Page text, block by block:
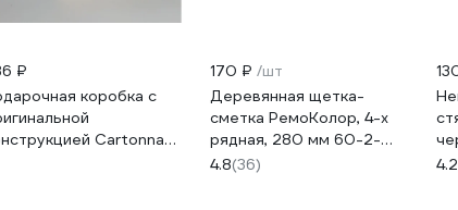
₽
коробка с
Cartonnage
170 ₽ /шт
Деревянная щетка-
сметка РемоКолор, 4-х
рядная, 280 мм 60-2-
045
4.8(36)
4.2